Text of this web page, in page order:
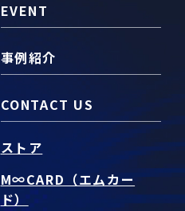
EVENT
事例紹介
CONTACT US
ストア
M∞CARD（エムカー
ド）